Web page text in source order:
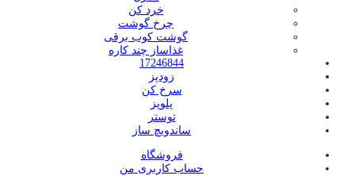
خرد کن
چرخ گوشت
گوشت کوب برقی
غذاساز چند کاره
17246844
زودپز
سرخ کن
پلوپز
توستر
ساندویچ ساز
فروشگاه
حساب کاربری من